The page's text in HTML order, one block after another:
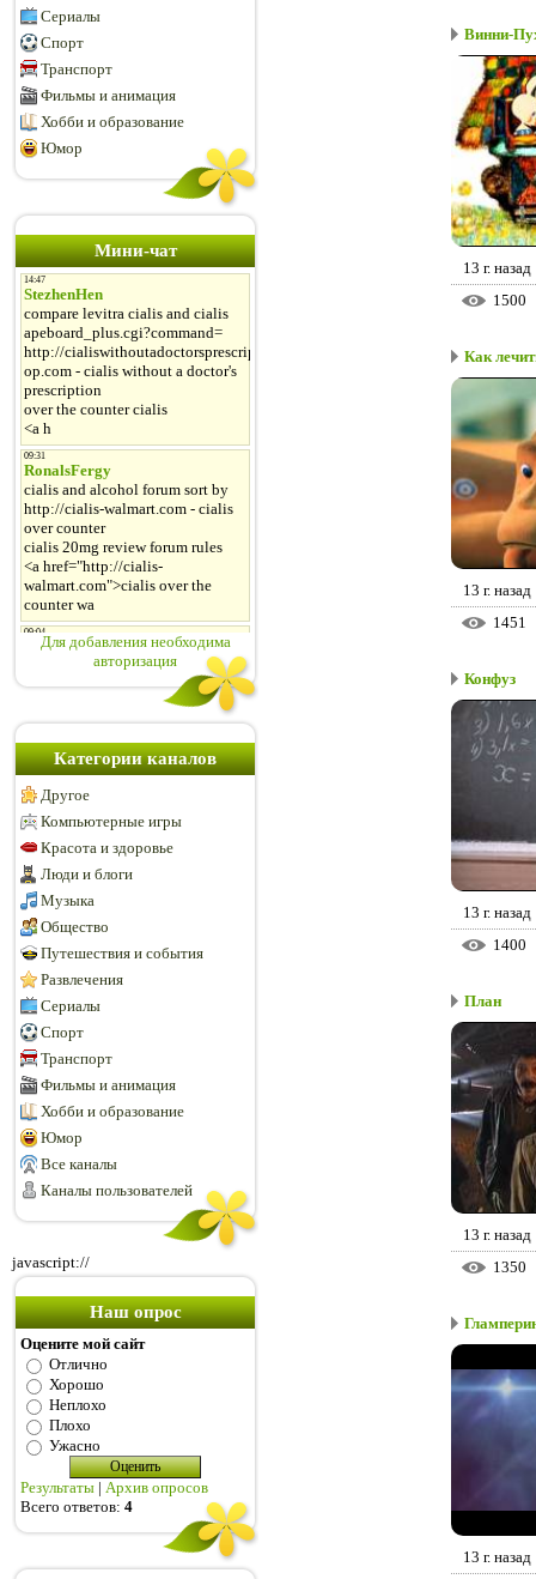
Сериалы
Спорт
Транспорт
Фильмы и анимация
Хобби и образование
Юмор
Мини-чат
Для добавления необходима
авторизация
Категории каналов
Другое
Компьютерные игры
Красота и здоровье
Люди и блоги
Музыка
Общество
Путешествия и события
Развлечения
Сериалы
Спорт
Транспорт
Фильмы и анимация
Хобби и образование
Юмор
Все каналы
Каналы пользователей
javascript://
Наш опрос
Оцените мой сайт
Отлично
Хорошо
Неплохо
Плохо
Ужасно
Результаты | Архив опросов
Всего ответов: 4
Винни-
13 г. назад
1500
Как
13 г. назад
1451
Конфуз
13 г. назад
1400
План
13 г. назад
1350
13 г. назад